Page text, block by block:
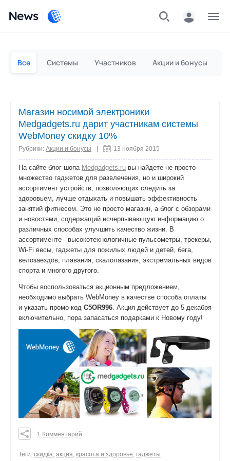
News
Все Системы Участников Акции и бонусы
Магазин носимой электроники
Medgadgets.ru дарит участникам системы
WebMoney скидку 10%
Рубрики: Акции и бонусы 13 ноября 2015
На сайте блог-шопа Medgadgets.ru вы найдете не просто
множество гаджетов для развлечения, но и широкий
ассортимент устройств, позволяющих следить за
здоровьем, лучше отдыхать и повышать эффективность
занятий фитнесом. Это не просто магазин, а блог с обзорами
и новостями, содержащий исчерпывающую информацию о
различных способах улучшить качество жизни. В
ассортименте - высокотехнологичные пульсометры, трекеры,
Wi-Fi весы, гаджеты для пожилых людей и детей, бега,
велозаездов, плавания, скалолазания, экстремальных видов
спорта и многого другого.
Чтобы воспользоваться акционным предложением,
необходимо выбрать WebMoney в качестве способа оплаты
и указать промо-код C5OR996. Акция действует до 5 декабря
включительно, пора запасаться подарками к Новому году!
0
1 Комментарий
Теги: скидка, акция, красота и здоровье, гаджеты